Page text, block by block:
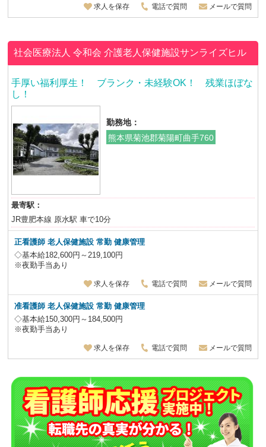
求人を保存 電話で質問 メールで質問
社会医療法人 令和会介護老人保健施設サンライズヒル
手厚い福利厚生！ ブランク・未経験OK！ 残業ほぼな
し！
勤務地：
熊本県菊池郡菊陽町曲手760
最寄駅：
JR豊肥本線 原水駅 車で10分
正看護師老人保健施設常勤 健康管理
◇基本給182,600円～219,100円
※夜勤手当あり
求人を保存 電話で質問 メールで質問
准看護師老人保健施設常勤 健康管理
◇基本給150,300円～184,500円
※夜勤手当あり
求人を保存 電話で質問 メールで質問